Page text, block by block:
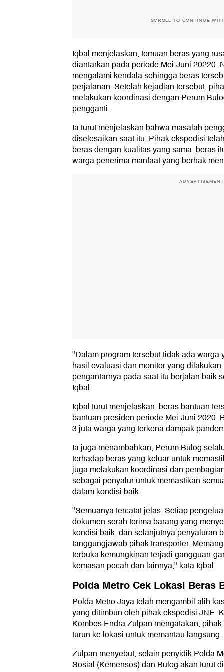
SCROLL TO CONTINUE
Iqbal menjelaskan, temuan beras yang
diantarkan pada periode Mei-Juni 20220.
mengalami kendala sehingga beras
perjalanan. Setelah kejadian tersebut,
melakukan koordinasi dengan Perum
pengganti.
Ia turut menjelaskan bahwa masalah
diselesaikan saat itu. Pihak ekspedisi
beras dengan kualitas yang sama, beras
warga penerima manfaat yang berhak
ADVERTISEMENT
"Dalam program tersebut tidak ada
hasil evaluasi dan monitor yang
pengantarnya pada saat itu berjalan baik
Iqbal.
Iqbal turut menjelaskan, beras bantuan
bantuan presiden periode Mei-Juni 2020.
3 juta warga yang terkena dampak
Ia juga menambahkan, Perum Bulog
terhadap beras yang keluar untuk
juga melakukan koordinasi dan
sebagai penyalur untuk memastikan
dalam kondisi baik.
"Semuanya tercatat jelas. Setiap
dokumen serah terima barang yang
kondisi baik, dan selanjutnya penyaluran
tanggungjawab pihak transporter.
terbuka kemungkinan terjadi gangguan-
kemasan pecah dan lainnya," kata Iqbal.
Polda Metro Cek Lokasi Beras
Polda Metro Jaya telah mengambil alih
yang ditimbun oleh pihak ekspedisi JNE.
Kombes Endra Zulpan mengatakan,
turun ke lokasi untuk memantau langsung.
Zulpan menyebut, selain penyidik Polda
Sosial (Kemensos) dan Bulog akan turut